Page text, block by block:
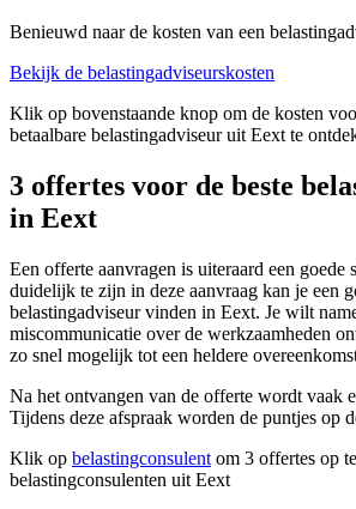
Benieuwd naar de kosten van een
Bekijk de belastingadviseurskosten
Klik op bovenstaande knop om de kosten
betaalbare belastingadviseur uit Eext te
3 offertes voor de beste
in Eext
Een offerte aanvragen is uiteraard een goede
duidelijk te zijn in deze aanvraag kan je een
belastingadviseur vinden in Eext. Je wilt
miscommunicatie over de werkzaamheden
zo snel mogelijk tot een heldere
Na het ontvangen van de offerte wordt vaak
Tijdens deze afspraak worden de puntjes op
Klik op belastingconsulent om 3 offertes op
belastingconsulenten uit Eext